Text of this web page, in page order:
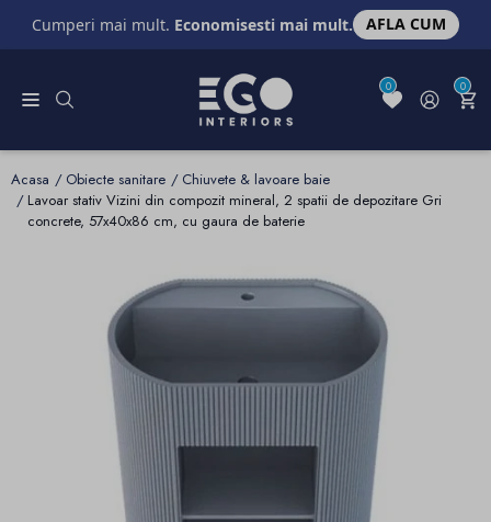
Cumperi mai mult. Economisesti mai mult. AFLA CUM
0 0
Acasa Obiecte sanitare
Chiuvete & lavoare baie
Lavoar stativ Vizini din compozit mineral, 2 spatii de depozitare Gri
concrete, 57x40x86 cm, cu gaura de baterie